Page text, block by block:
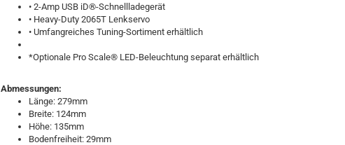
• 2-Amp USB iD®-Schnellladegerät
• Heavy-Duty 2065T Lenkservo
• Umfangreiches Tuning-Sortiment erhältlich
*Optionale Pro Scale® LED-Beleuchtung separat erhältlich
Abmessungen:
Länge: 279mm
Breite: 124mm
Höhe: 135mm
Bodenfreiheit: 29mm